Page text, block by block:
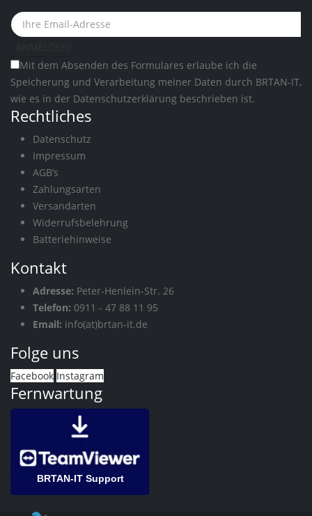
Mit dem Absenden des Formulares erlaube ich die
Speicherung und Verarbeitung meiner Daten durch BRTAN-IT,
wie es in der Datenschutzerklärung beschrieben ist.
Rechtliches
Datenschutz
Impressum
AGB’s
Zahlungsarten
Versandarten
Widerrufsbelehrung
Batteriehinweise
Kontakt
Adresse: Peter-Henlein-Str. 26
Telefon: 0911 - 47 88 11 95
Email: info(at)brtan-it.de
Folge uns
Facebook Instagram
Fernwartung
BRTAN-IT Support